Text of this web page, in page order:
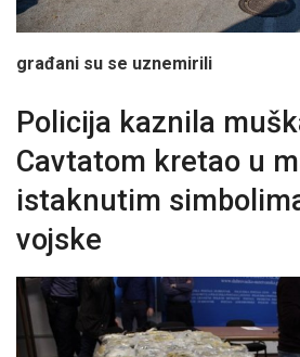
građani su se uznemirili
Policija kaznila
Cavtatom kretao u
istaknutim
vojske